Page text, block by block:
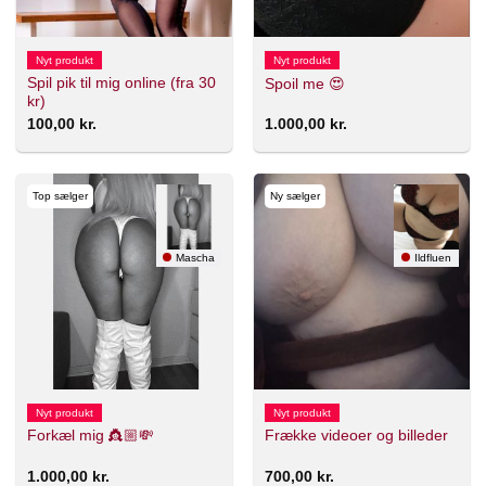
Nyt produkt
Spil pik til mig online (fra 30
kr)
100,00 kr.
Nyt produkt
Spoil me 😍
1.000,00 kr.
Top sælger
Mascha
Nyt produkt
Forkæl mig 👸🏼💸
1.000,00 kr.
Ny sælger
Ildfluen
Nyt produkt
Frække videoer og billeder
700,00 kr.